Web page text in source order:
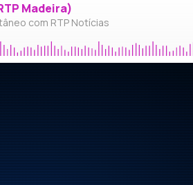
Madeira)
com RTP Notícias